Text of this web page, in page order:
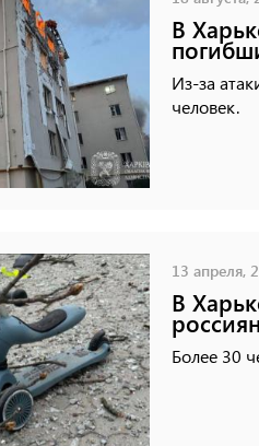
В
Из-за
человек.
13 апреля,
В
Более 30